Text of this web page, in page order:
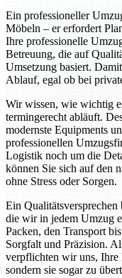
Ein professioneller
Möbeln – er erfordert
Ihre professionelle
Betreuung, die auf
Umsetzung basiert.
Ablauf, egal ob bei
Wir wissen, wie wichtig
termingerecht abläuft.
modernste Equipments
professionellen
Logistik noch um die
können Sie sich auf den
ohne Stress oder Sorgen.
Ein Qualitätsversprechen
die wir in jedem Umzug
Packen, den Transport
Sorgfalt und Präzision.
verpflichten wir uns, Ihre
sondern sie sogar zu